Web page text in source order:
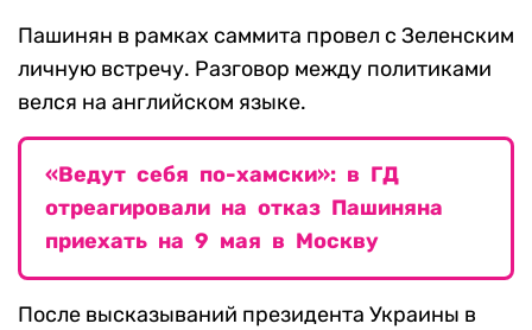
Пашинян в рамках саммита провел с Зеленским
личную встречу. Разговор между политиками
велся на английском языке.
«Ведут себя по-хамски»: в ГД
отреагировали на отказ Пашиняна
приехать на 9 мая в Москву
После высказываний президента Украины в